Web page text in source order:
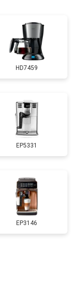
HD7459
EP5331
EP3146